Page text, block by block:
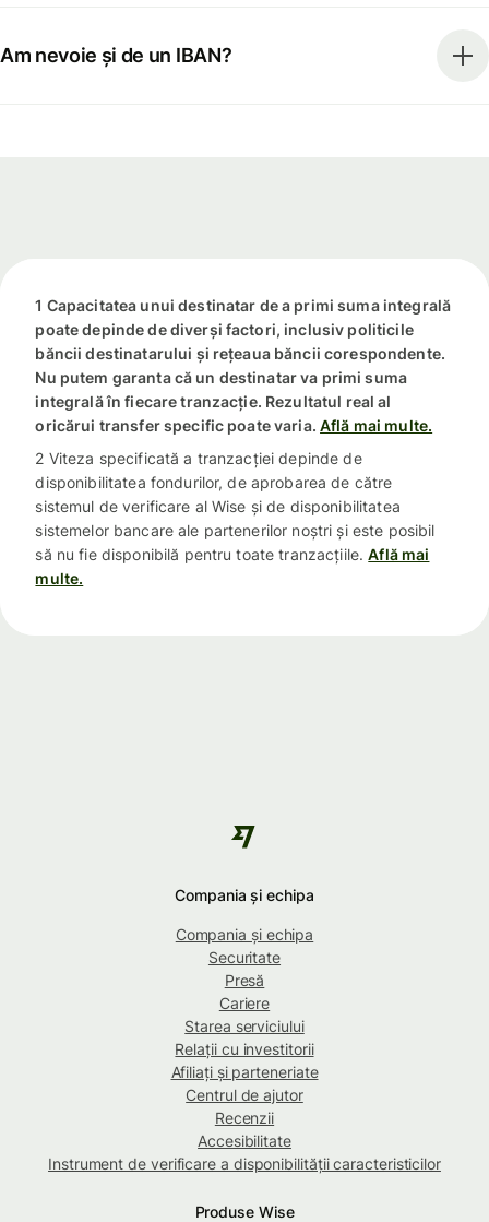
Am nevoie și de un IBAN?
1 Capacitatea unui destinatar de a primi suma integrală
poate depinde de diverși factori, inclusiv politicile
băncii destinatarului și rețeaua băncii corespondente.
Nu putem garanta că un destinatar va primi suma
integrală în fiecare tranzacție. Rezultatul real al
oricărui transfer specific poate varia. Află mai multe.
2 Viteza specificată a tranzacției depinde de
disponibilitatea fondurilor, de aprobarea de către
sistemul de verificare al Wise și de disponibilitatea
sistemelor bancare ale partenerilor noștri și este posibil
să nu fie disponibilă pentru toate tranzacțiile. Află mai
multe.
Compania și echipa
Compania și echipa
Securitate
Presă
Cariere
Starea serviciului
Relații cu investitorii
Afiliați și parteneriate
Centrul de ajutor
Recenzii
Accesibilitate
Instrument de verificare a disponibilității caracteristicilor
Produse Wise